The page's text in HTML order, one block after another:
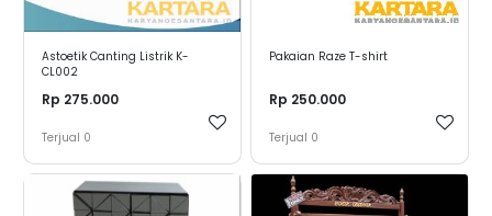
Astoetik Canting Listrik K-
CL002
Rp 275.000
Terjual 0
Pakaian Raze T-shirt
Rp 250.000
Terjual 0